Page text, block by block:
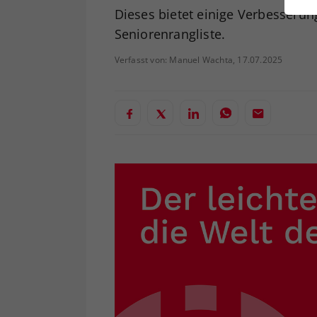
Dieses bietet einige
Seniorenrangliste.
Verfasst von: Manuel Wachta, 17.07.2025